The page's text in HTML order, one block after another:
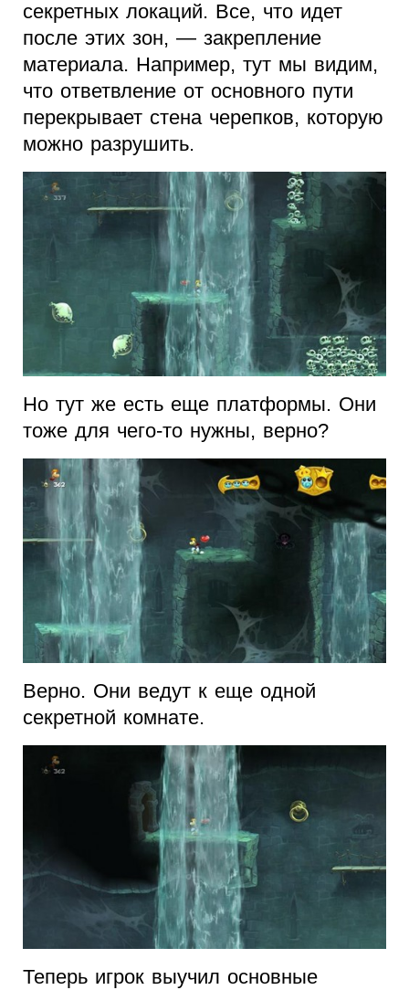
секретных локаций. Все, что идет
после этих зон, — закрепление
материала. Например, тут мы видим,
что ответвление от основного пути
перекрывает стена черепков, которую
можно разрушить.
Но тут же есть еще платформы. Они
тоже для чего-то нужны, верно?
Верно. Они ведут к еще одной
секретной комнате.
Теперь игрок выучил основные